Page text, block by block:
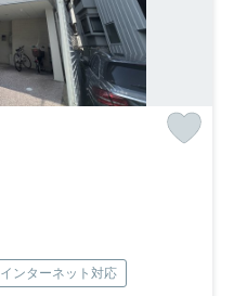
インターネット対応